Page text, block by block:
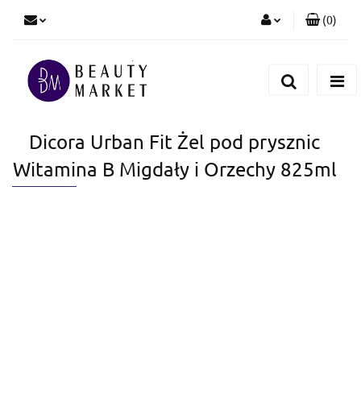
(0)
Dicora Urban Fit Żel pod prysznic
Witamina B Migdały i Orzechy 825ml